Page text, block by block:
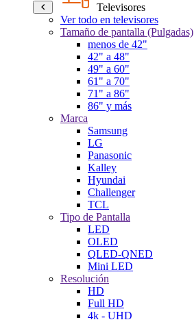
Televisores
Ver todo en televisores
Tamaño de pantalla (Pulgadas)
menos de 42"
42" a 48"
49" a 60"
61" a 70"
71" a 86"
86" y más
Marca
Samsung
LG
Panasonic
Kalley
Hyundai
Challenger
TCL
Tipo de Pantalla
LED
OLED
QLED-QNED
Mini LED
Resolución
HD
Full HD
4k - UHD